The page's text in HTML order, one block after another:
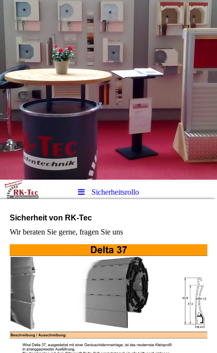
Sicherheitsrollo
Sicherheit von RK-Tec
Wir beraten Sie gerne, fragen Sie uns